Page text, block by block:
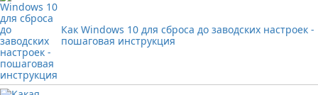
Как Windows 10 для сброса до заводских настроек -
пошаговая инструкция